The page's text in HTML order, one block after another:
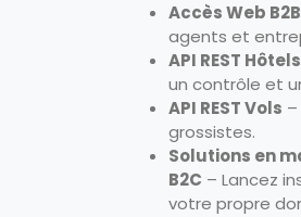
Accès Web B2B
agents et
API REST Hôtels
un contrôle et
API REST Vols
grossistes.
Solutions en
B2C – Lancez
votre propre